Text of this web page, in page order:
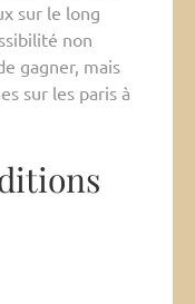
sur le long
non
gagner, mais
sur les paris à